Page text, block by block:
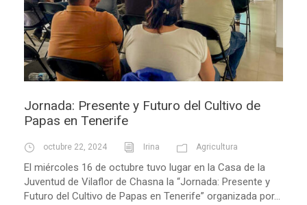
Jornada: Presente y Futuro del Cultivo de
Papas en Tenerife
octubre 22, 2024 Irina Agricultura
El miércoles 16 de octubre tuvo lugar en la Casa de la
Juventud de Vilaflor de Chasna la “Jornada: Presente y
Futuro del Cultivo de Papas en Tenerife” organizada por...